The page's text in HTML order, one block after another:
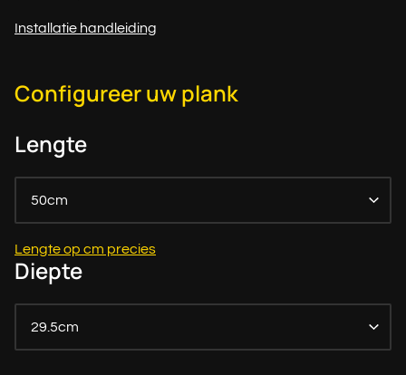
Installatie handleiding
Configureer uw plank
Lengte
50cm
Lengte op cm precies
Diepte
29.5cm